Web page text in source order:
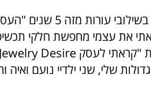
הדר רחום, מעצבת תכשיטים
את עצמי מחפשת חלקי
שלי, שני ילדיי נועם